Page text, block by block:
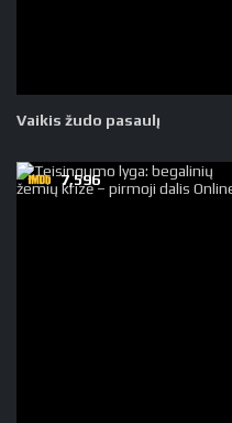
Vaikis žudo pasaulį
7,596